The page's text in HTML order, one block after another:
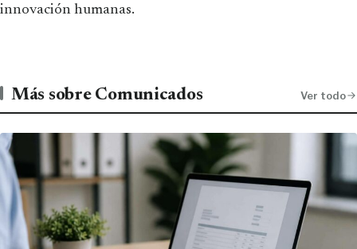
innovación humanas.
Más sobre Comunicados Ver todo